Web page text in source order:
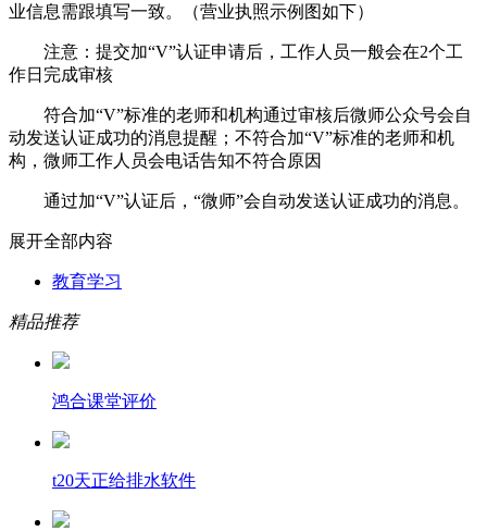
业信息需跟填写一致。（营业执照示例图如下）
注意：提交加“V”认证申请后，工作人员一般会在2个工
作日完成审核
符合加“V”标准的老师和机构通过审核后微师公众号会自
动发送认证成功的消息提醒；不符合加“V”标准的老师和机
构，微师工作人员会电话告知不符合原因
通过加“V”认证后，“微师”会自动发送认证成功的消息。
展开全部内容
教育学习
精品推荐
鸿合课堂评价
t20天正给排水软件